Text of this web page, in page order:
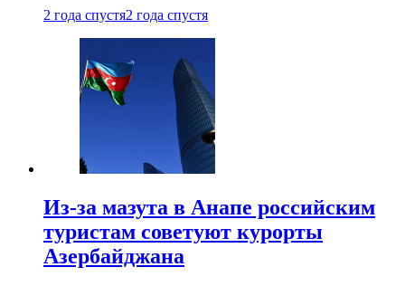
2 года спустя2 года спустя
Из-за мазута в Анапе российским
туристам советуют курорты
Азербайджана